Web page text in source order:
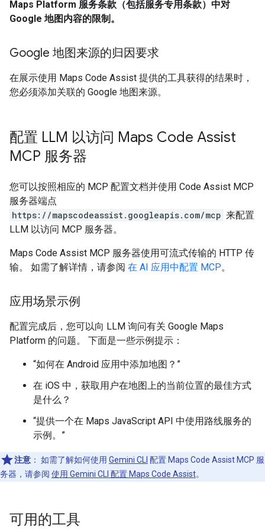
Maps Platform 服务条款（包括服务专用条款）中对
Google 地图内容的限制。
Google 地图来源的归因要求
在展示使用 Maps Code Assist 提供的工具获得的结果时，
您必须添加关联的 Google 地图来源。
配置 LLM 以访问 Maps Code Assist
MCP 服务器
您可以按照相应的 MCP 配置文档并使用 Code Assist MCP
服务器端点
https://mapscodeassist.googleapis.com/mcp 来配置
LLM 以访问 MCP 服务器。
Maps Code Assist MCP 服务器使用可流式传输的 HTTP 传
输。 如需了解详情，请参阅 在 AI 应用中配置 MCP。
应用场景示例
配置完成后，您可以向 LLM 询问有关 Google Maps
Platform 的问题。 下面是一些示例提示：
“如何在 Android 应用中添加地图？”
在 iOS 中，获取用户在地图上的当前位置的最佳方式
是什么？
“提供一个在 Maps JavaScript API 中使用路线服务的
示例。”
注意 ： 如需了解如何使用 Gemini CLI
配置 Maps Code Assist MCP 服
务器，请参阅 使用 Gemini CLI 配置 Maps Code Assist。
可用的工具